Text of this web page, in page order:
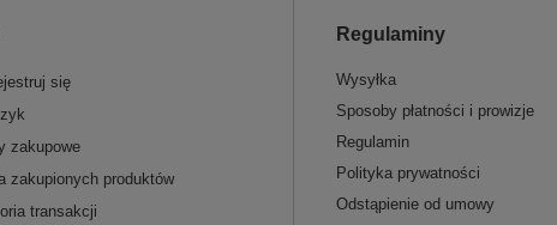
się
zakupowe
zakupionych produktów
transakcji
Regulaminy
Wysyłka
Sposoby płatności i prowizje
Regulamin
Polityka prywatności
Odstąpienie od umowy